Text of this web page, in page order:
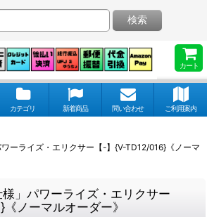
カート
検索
カテゴリ 新着商品 問い合わせ ご利用案内
ワーライズ・エリクサー【-】{V-TD12/016}《ノーマ
様」パワーライズ・エリクサー
ノーマルオーダー》